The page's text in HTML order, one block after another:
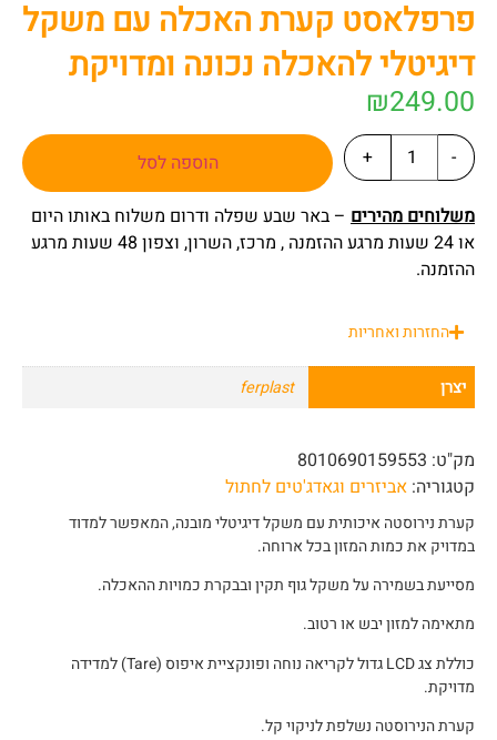
פרפלאסט קערת האכלה עם משקל
דיגיטלי להאכלה נכונה ומדויקת
₪249.00
-
+
הוספה לסל
משלוחים מהירים – באר שבע שפלה ודרום משלוח באותו היום
או 24 שעות מרגע ההזמנה , מרכז, השרון, וצפון 48 שעות מרגע
ההזמנה.
החזרות ואחריות
יצרן ferplast
מק"ט: 8010690159553
קטגוריה: אביזרים וגאדג'טים לחתול
קערת נירוסטה איכותית עם משקל דיגיטלי מובנה, המאפשר למדוד
במדויק את כמות המזון בכל ארוחה.
מסייעת בשמירה על משקל גוף תקין ובבקרת כמויות ההאכלה.
מתאימה למזון יבש או רטוב.
כוללת צג LCD גדול לקריאה נוחה ופונקציית איפוס (Tare) למדידה
מדויקת.
קערת הנירוסטה נשלפת לניקוי קל.